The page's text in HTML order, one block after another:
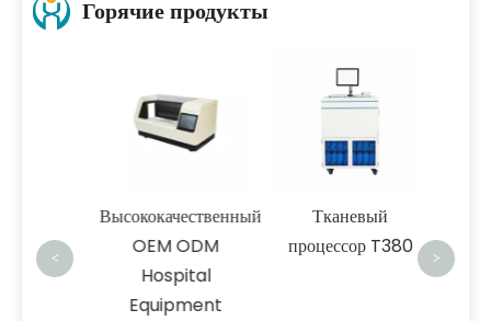
Горячие продукты
Высококачественный
OEM ODM
Hospital
Equipment
Тканевый
процессор T380
< >